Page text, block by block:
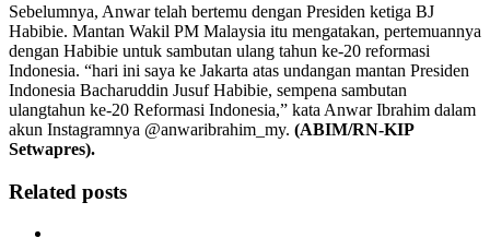
Sebelumnya, Anwar telah bertemu dengan Presiden ketiga BJ
Habibie. Mantan Wakil PM Malaysia itu mengatakan, pertemuannya
dengan Habibie untuk sambutan ulang tahun ke-20 reformasi
Indonesia. “hari ini saya ke Jakarta atas undangan mantan Presiden
Indonesia Bacharuddin Jusuf Habibie, sempena sambutan
ulangtahun ke-20 Reformasi Indonesia,” kata Anwar Ibrahim dalam
akun Instagramnya @anwaribrahim_my. (ABIM/RN-KIP
Setwapres).
Related posts